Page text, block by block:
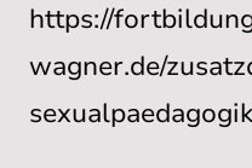
https://
wagner.de/
sexualpaedagogik